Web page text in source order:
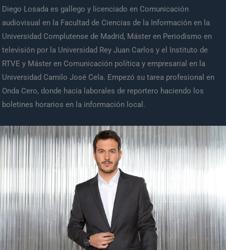
Diego Losada es gallego y licenciado en Comunicación
audiovisual en la Facultad de Ciencias de la Información en la
Universidad Complutense de Madrid, Máster en Periodismo en
televisión por la Universidad Rey Juan Carlos y el Instituto de
RTVE y Máster en Comunicación política y empresarial en la
Universidad Camilo José Cela. Empezó su tarea profesional en
Onda Cero, donde hacía laborales de reportero haciendo los
boletines horarios en la información local.